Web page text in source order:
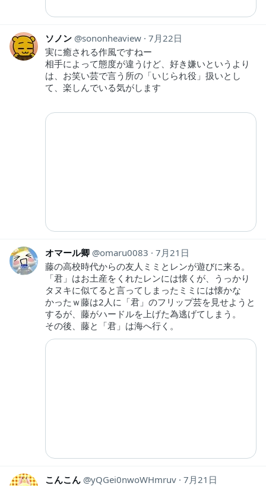
ソノン sononheaview 7月22日
実に癒される作風ですねー
相手によって態度が違うけど、好き嫌いというより
は、お笑い芸で言う所の「いじられ役」扱いとし
て、楽しんでいる気がします
オマール卿 omaru0083
7月21日
藤の高校時代からの友人ミミとレンが遊びに来る。
「君」はお土産をくれたレンには懐くが、うっかり
タヌキに似てると言ってしまったミミには懐かな
かったｗ藤は2人に「君」のフリップ芸を見せようと
するが、藤がハードルを上げた為逃げてしまう。
その後、藤と「君」は海へ行く。
こんこん yQGei0nwoWHmruv 7月21日